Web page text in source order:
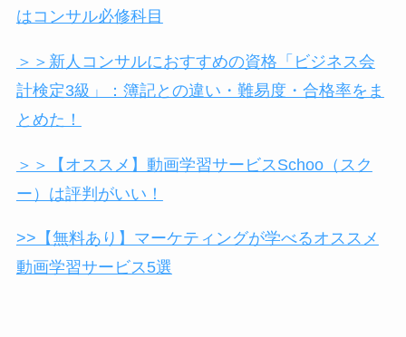
はコンサル必修科目
＞＞新人コンサルにおすすめの資格「ビジネス会
計検定3級」：簿記との違い・難易度・合格率をま
とめた！
＞＞【オススメ】動画学習サービスSchoo（スク
ー）は評判がいい！
>>【無料あり】マーケティングが学べるオススメ
動画学習サービス5選